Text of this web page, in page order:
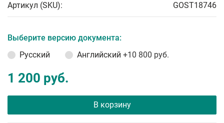
Артикул (SKU): GOST18746
Выберите версию документа:
Русский
Английский +10 800 руб.
1 200 руб.
В корзину